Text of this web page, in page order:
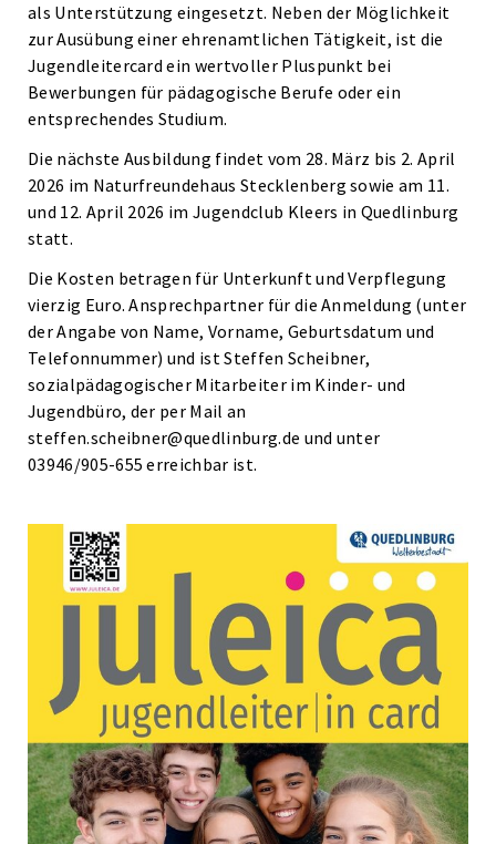
als Unterstützung eingesetzt. Neben der Möglichkeit
zur Ausübung einer ehrenamtlichen Tätigkeit, ist die
Jugendleitercard ein wertvoller Pluspunkt bei
Bewerbungen für pädagogische Berufe oder ein
entsprechendes Studium.
Die nächste Ausbildung findet vom 28. März bis 2. April
2026 im Naturfreundehaus Stecklenberg sowie am 11.
und 12. April 2026 im Jugendclub Kleers in Quedlinburg
statt.
Die Kosten betragen für Unterkunft und Verpflegung
vierzig Euro. Ansprechpartner für die Anmeldung (unter
der Angabe von Name, Vorname, Geburtsdatum und
Telefonnummer) und ist Steffen Scheibner,
sozialpädagogischer Mitarbeiter im Kinder- und
Jugendbüro, der per Mail an
steffen.scheibner@quedlinburg.de und unter
03946/905-655 erreichbar ist.